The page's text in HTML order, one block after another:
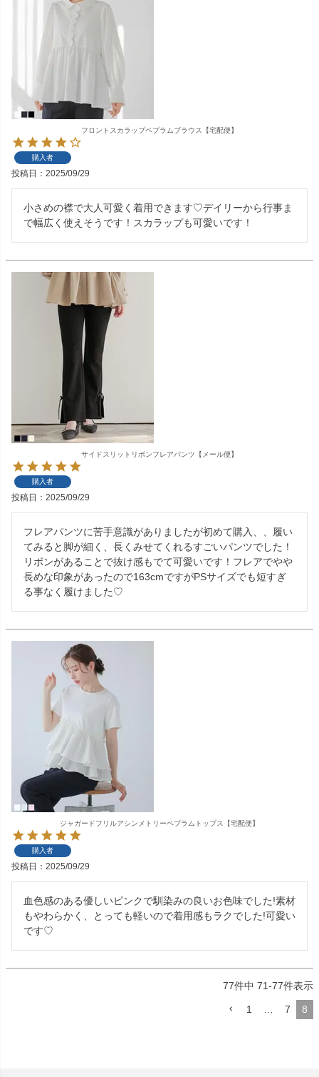
フロントスカラップペプラムブラウス【宅配便】
購入者
投稿日 2025/09/29
小さめの襟で大人可愛く着用できます♡デイリーから行事ま
で幅広く使えそうです！スカラップも可愛いです！
サイドスリットリボンフレアパンツ【メール便】
購入者
投稿日 2025/09/29
フレアパンツに苦手意識がありましたが初めて購入、、履い
てみると脚が細く、長くみせてくれるすごいパンツでした！
リボンがあることで抜け感もでて可愛いです！フレアでやや
長めな印象があったので163cmですがPSサイズでも短すぎ
る事なく履けました♡
ジャガードフリルアシンメトリーペプラムトップス【宅配便】
購入者
投稿日 2025/09/29
血色感のある優しいピンクで馴染みの良いお色味でした!素材
もやわらかく、とっても軽いので着用感もラクでした!可愛い
です♡
77件中 71-77件表示
1 7 8